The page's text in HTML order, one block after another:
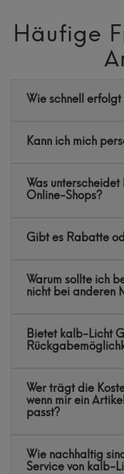
Häufige
Wie schnell
Kann ich mich
Was
Online-Shops?
Gibt es Rabatte
Warum sollte ich
nicht bei anderen
Bietet kalb-Licht
Wer trägt die
wenn mir ein
passt?
Wie nachhaltig
Service von kalb-